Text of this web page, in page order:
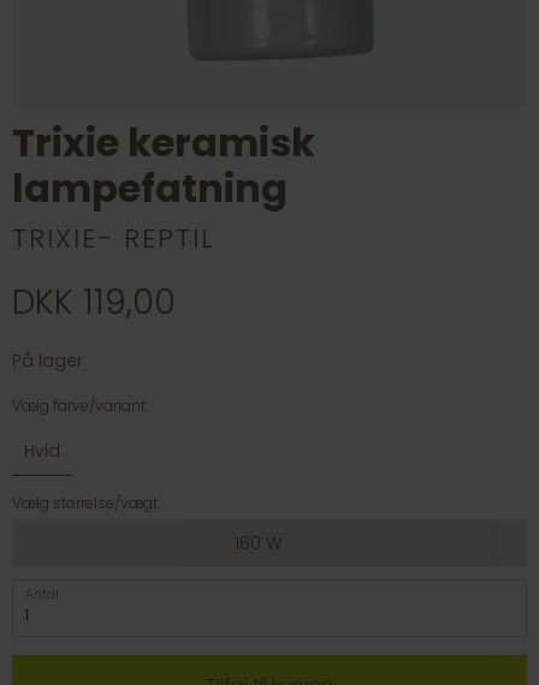
Trixie keramisk
lampefatning
TRIXIE- REPTIL
DKK 119,00
På lager
Vælg farve/variant:
Hvid
Vælg størrelse/vægt:
160 W
Antal